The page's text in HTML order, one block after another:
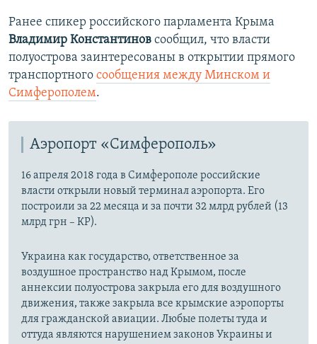
Ранее спикер российского парламента Крыма
Владимир Константинов сообщил, что власти
полуострова заинтересованы в открытии прямого
транспортного сообщения между Минском и
Симферополем.
Аэропорт «Симферополь»
16 апреля 2018 года в Симферополе российские
власти открыли новый терминал аэропорта. Его
построили за 22 месяца и за почти 32 млрд рублей (13
млрд грн – КР).
Украина как государство, ответственное за
воздушное пространство над Крымом, после
аннексии полуострова закрыла его для воздушного
движения, также закрыла все крымские аэропорты
для гражданской авиации. Любые полеты туда и
оттуда являются нарушением законов Украины и